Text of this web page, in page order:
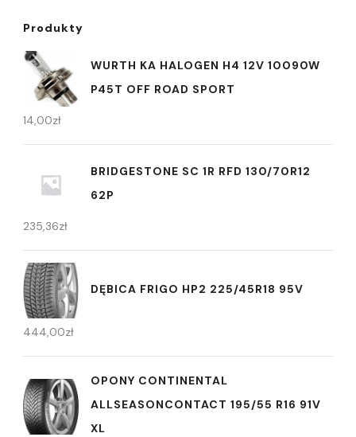
Produkty
WURTH KA HALOGEN H4 12V 10090W
P45T OFF ROAD SPORT
14,00zł
BRIDGESTONE SC 1R RFD 130/70R12
62P
235,36zł
DĘBICA FRIGO HP2 225/45R18 95V
444,00zł
OPONY CONTINENTAL
ALLSEASONCONTACT 195/55 R16 91V
XL